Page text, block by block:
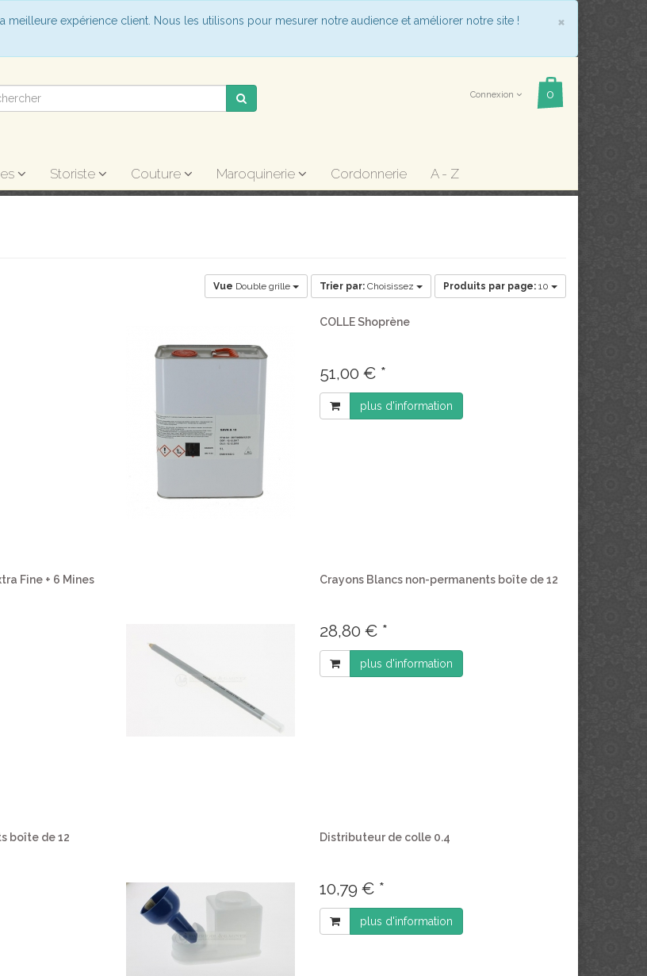
×
meilleure expérience client. Nous les utilisons pour mesurer notre audience et améliorer notre site !
Connexion
Storiste Couture Maroquinerie Cordonnerie A - Z
Vue Double grille Trier par: Choisissez Produits par page: 10
COLLE Shoprène
51,00 € *
plus d'information
Fine + 6 Mines
Crayons Blancs non-permanents boîte de 12
28,80 € *
plus d'information
boîte de 12 Distributeur de colle 0.4
10,79 € *
plus d'information